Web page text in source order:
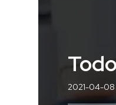
2021-04-08